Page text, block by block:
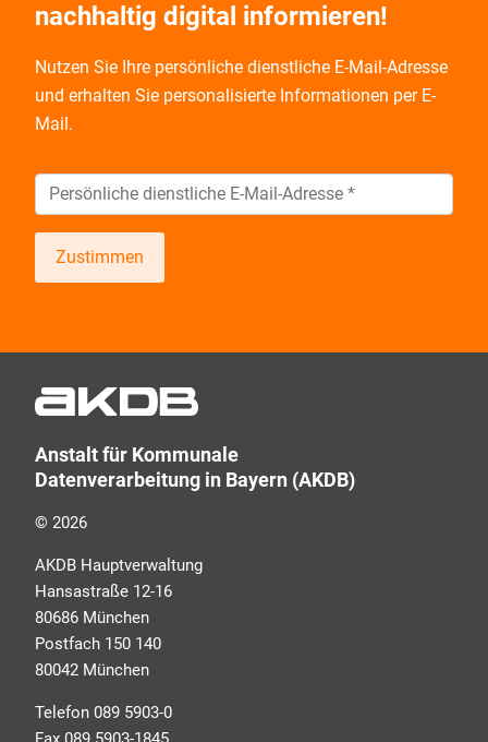
nachhaltig digital informieren!
Nutzen Sie Ihre persönliche dienstliche E-Mail-Adresse
und erhalten Sie personalisierte Informationen per E-
Mail.
Zustimmen
Umfragen in allen Produktbereichen des AKDB
selbstverständlich kostenlos. Aber auch schnell und
ressourcenschonend, eben ganz zeitgemäß digital.
Dafür benötigen wir Ihre Einwilligung, die Sie jederzeit
Anstalt für Kommunale
Datenverarbeitung in Bayern (AKDB)
© 2026
AKDB Hauptverwaltung
Hansastraße 12-16
80686 München
Postfach 150 140
80042 München
Telefon 089 5903-0